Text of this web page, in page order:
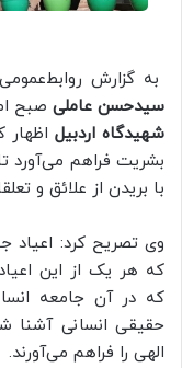
به گزارش
سید‌حسن عاملی صبح
شهیدگاه اردبیل اظهار
بشریت فراهم می‌آورد
با بریدن از علائق و
وی تصریح کرد: اعیاد
که هر یک از این
که در آن جامعه
حقیقی انسانی آشنا
الهی را فراهم می‌آورند.